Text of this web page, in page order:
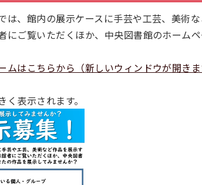
は、館内の展示ケースに手芸や工芸、美術
にご覧いただくほか、中央図書館のホーム
ムはこちらから（新しいウィンドウが開きま
表示されます。